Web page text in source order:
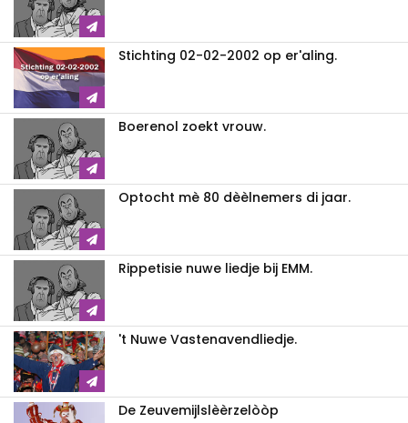
Stichting 02-02-2002 op er'aling.
Boerenol zoekt vrouw.
Optocht mè 80 dèèlnemers di jaar.
Rippetisie nuwe liedje bij EMM.
't Nuwe Vastenavendliedje.
De Zeuvemijlslèèrzelòòp